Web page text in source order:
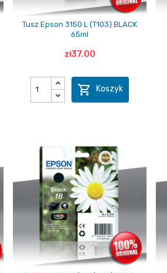
Tusz Epson 3150 L (T103) BLACK
65ml
zł37.00
 Koszyk